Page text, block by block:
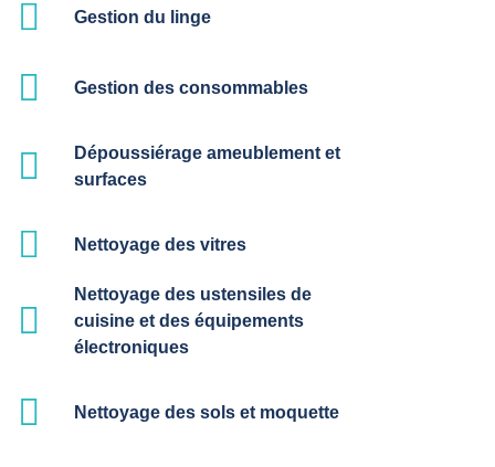
Gestion du linge
Gestion des consommables
Dépoussiérage ameublement et
surfaces
Nettoyage des vitres
Nettoyage des ustensiles de
cuisine et des équipements
électroniques
Nettoyage des sols et moquette